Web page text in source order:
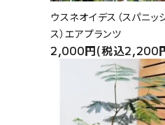
ウスネオイデス（スパニッ
ス）エアプランツ
2,000円(税込2,200